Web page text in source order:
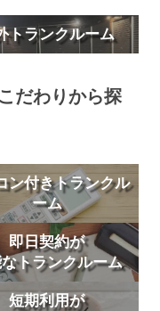
トランクルーム
だわりから探
ン付きトランクル
ーム
即日契約が
トランクルーム
短期利用が